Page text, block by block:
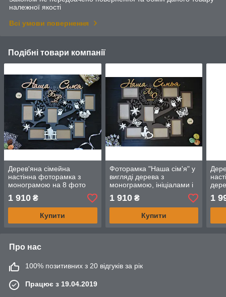
належної якості
Всі умови повернення
Подібні товари компанії
Дерев'яна сімейна
настінна фоторамка з
монограмою на 8 фото
"Наша сім'я"
1 910 ₴
Купити
Фоторамка "Наша сім'я" у
вигляді дерева з
монограмою, ініціалами і
датою, весільна
фоторамка з парочкою
1 910₴
Купити
1
Про нас
100% позитивних з 20 відгуків за рік
Працює з 19.04.2019